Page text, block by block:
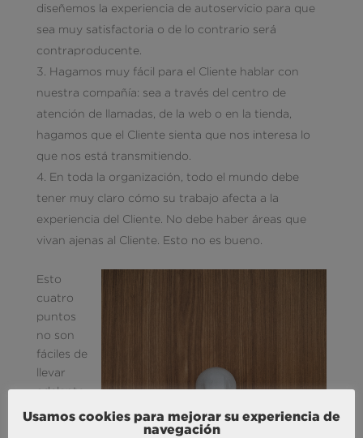
diseñemos la experiencia de autoservicio para que
sea muy satisfactoria o de lo contrario será
contraproducente.
Hagamos muy fácil para el Cliente hablar con
nuestra compañía: sea a través del centro de
atención de llamadas, de la web o en la tienda,
hagamos que el Cliente sienta que nos interesa lo
que nos está transmitiendo.
En toda la organización, todo el mundo debe
tener muy claro cómo su trabajo afecta a la
experiencia del Cliente. No debe haber áreas que
vivan ajenas al Cliente. Esto no es bueno.
Esto
cuatro
puntos
no son
fáciles de
llevar
adelante,
Usamos cookies para mejorar su experiencia de
navegación